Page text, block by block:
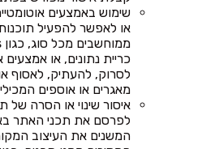
שימוש באמצעים
או לאפשר להפעיל
כריית נתונים, או
לסרוק, להעתיק, לאסוף
מאגרים או אוספים
איסור שינוי או הסרה של
לפרסם את תכני האתר
המשנים את העיצוב